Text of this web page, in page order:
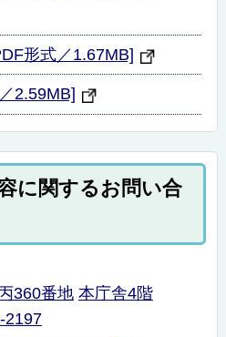
形式／1.67MB]
2.59MB]
に関するお問い合
360番地 本庁舎4階
2197